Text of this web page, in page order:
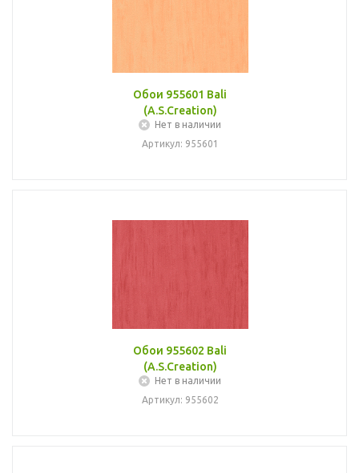
Обои 955601 Bali
(A.S.Creation)
Нет в наличии
Артикул: 955601
Обои 955602 Bali
(A.S.Creation)
Нет в наличии
Артикул: 955602